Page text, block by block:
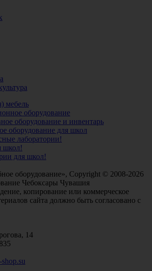
мебель
оборудование
оборудование и инвентарь
оборудование для школ
лаборатории!
школ!
для школ!
оборудование», Copyright © 2008-2026
Чебоксары Чувашия
копирование или коммерческое
сайта должно быть согласовано с
14